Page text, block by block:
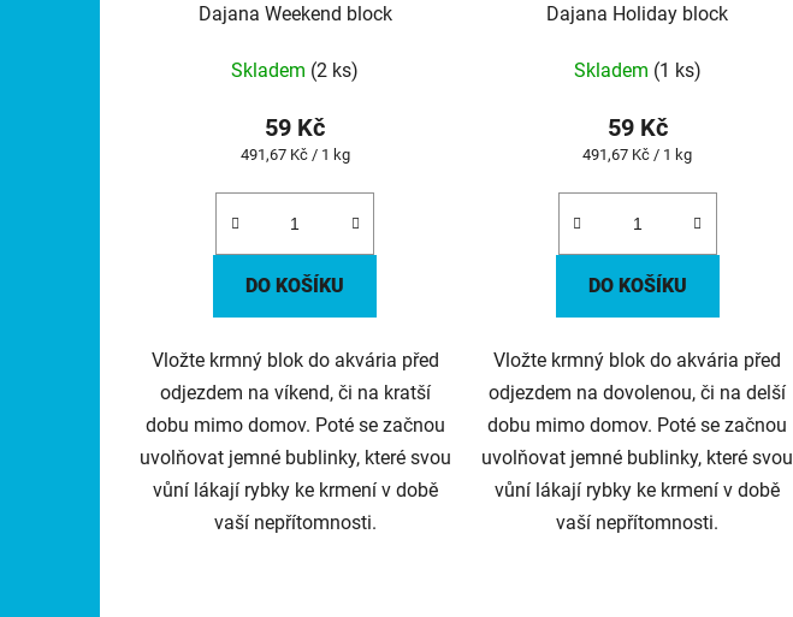
Dajana Weekend block
Skladem (2 ks)
59 Kč
Měrná
491,67 Kč / 1 kg
DO KOŠÍKU
Vložte krmný blok do akvária před
odjezdem na víkend, či na kratší
dobu mimo domov. Poté se začnou
uvolňovat jemné bublinky, které svou
vůní lákají rybky ke krmení v době
vaší nepřítomnosti.
Dajana Holiday block
Skladem (1 ks)
59 Kč
Měrná
491,67 Kč / 1 kg
DO KOŠÍKU
Vložte krmný blok do akvária před
odjezdem na dovolenou, či na delší
dobu mimo domov. Poté se začnou
uvolňovat jemné bublinky, které svou
vůní lákají rybky ke krmení v době
vaší nepřítomnosti.